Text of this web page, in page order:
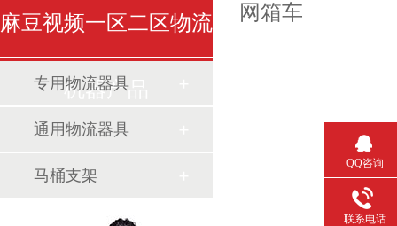
网箱车
麻豆视频一区二区物流
机器产品
专用物流器具
通用物流器具
马桶支架
QQ咨询
联系电话